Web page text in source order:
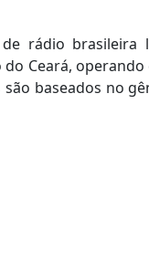
rádio brasileira
Ceará,
baseados no